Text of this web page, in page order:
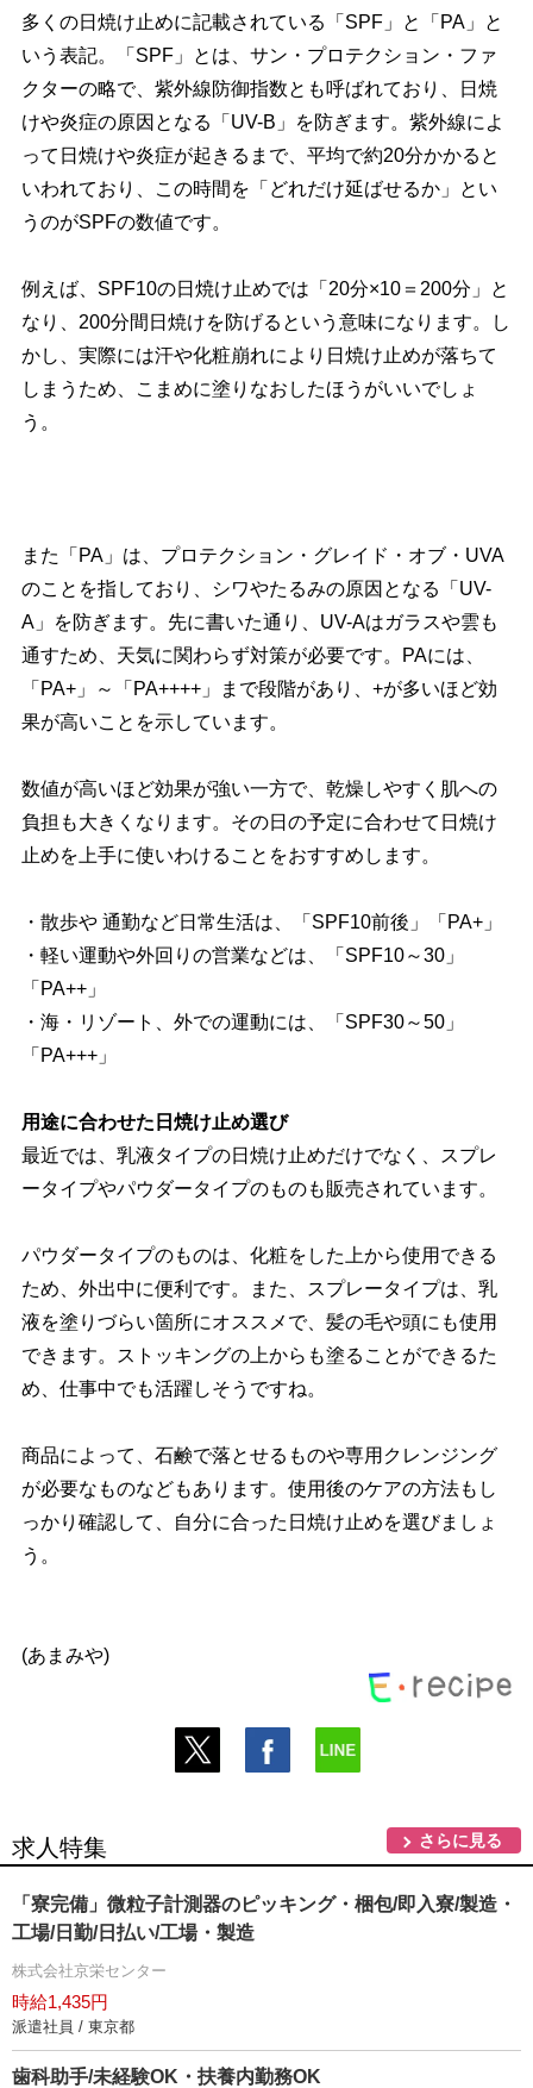
多くの日焼け止めに記載されている「SPF」と「PA」と
いう表記。「SPF」とは、サン・プロテクション・ファ
クターの略で、紫外線防御指数とも呼ばれており、日焼
けや炎症の原因となる「UV-B」を防ぎます。紫外線によ
って日焼けや炎症が起きるまで、平均で約20分かかると
いわれており、この時間を「どれだけ延ばせるか」とい
うのがSPFの数値です。
例えば、SPF10の日焼け止めでは「20分×10＝200分」と
なり、200分間日焼けを防げるという意味になります。し
かし、実際には汗や化粧崩れにより日焼け止めが落ちて
しまうため、こまめに塗りなおしたほうがいいでしょ
う。
また「PA」は、プロテクション・グレイド・オブ・UVA
のことを指しており、シワやたるみの原因となる「UV-
A」を防ぎます。先に書いた通り、UV-Aはガラスや雲も
通すため、天気に関わらず対策が必要です。PAには、
「PA+」～「PA++++」まで段階があり、+が多いほど効
果が高いことを示しています。
数値が高いほど効果が強い一方で、乾燥しやすく肌への
負担も大きくなります。その日の予定に合わせて日焼け
止めを上手に使いわけることをおすすめします。
・散歩や 通勤など日常生活は、「SPF10前後」「PA+」
・軽い運動や外回りの営業などは、「SPF10～30」
「PA++」
・海・リゾート、外での運動には、「SPF30～50」
「PA+++」
用途に合わせた日焼け止め選び
最近では、乳液タイプの日焼け止めだけでなく、スプレ
ータイプやパウダータイプのものも販売されています。
パウダータイプのものは、化粧をした上から使用できる
ため、外出中に便利です。また、スプレータイプは、乳
液を塗りづらい箇所にオススメで、髪の毛や頭にも使用
できます。ストッキングの上からも塗ることができるた
め、仕事中でも活躍しそうですね。
商品によって、石鹸で落とせるものや専用クレンジング
が必要なものなどもあります。使用後のケアの方法もし
っかり確認して、自分に合った日焼け止めを選びましょ
う。
(あまみや)
求人特集 さらに見る
「寮完備」微粒子計測器のピッキング・梱包/即入寮/製造・
工場/日勤/日払い/工場・製造
株式会社京栄センター
時給1,435円
派遣社員 / 東京都
歯科助手/未経験OK・扶養内勤務OK